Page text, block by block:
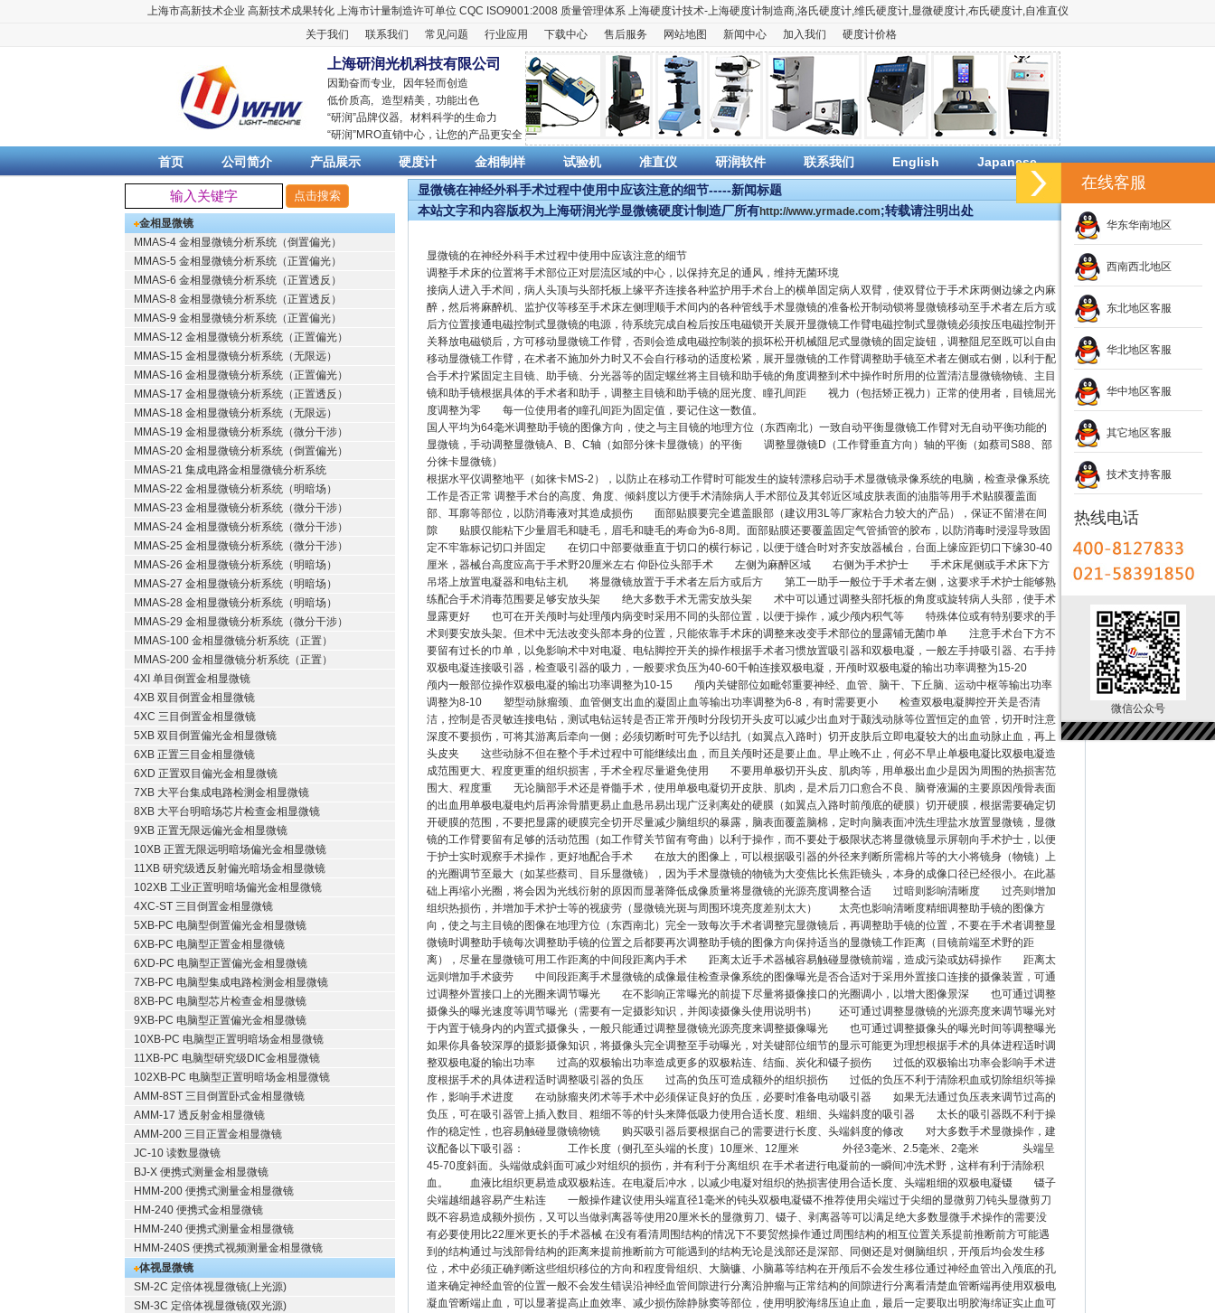
上海市高新技术企业 高新技术成果转化 上海市计量制造许可单位 CQC ISO9001:2008 质量管理体系 上海硬度计技术-上海硬度计制造商,洛氏硬度计,维氏硬度计,显微硬度计,布氏硬度计,自准直仪
关于我们
联系我们 常见问题 行业应用 下载中心 售后服务 网站地图 新闻中心 加入我们 硬度计价格
上海研润光机科技有限公司
因勤奋而专业, 因年轻而创造
低价质高, 造型精美 , 功能出色
“研润”品牌仪器, 材料科学的生命力
“研润”MRO直销中心，让您的产品更安全
首页 公司简介 产品展示 硬度计 金相制样 试验机 准直仪 研润软件 联系我们 English Japanese
金相显微镜
MMAS-4 金相显微镜分析系统（倒置偏光）
MMAS-5 金相显微镜分析系统（正置偏光）
MMAS-6 金相显微镜分析系统（正置透反）
MMAS-8 金相显微镜分析系统（正置透反）
MMAS-9 金相显微镜分析系统（正置偏光）
MMAS-12 金相显微镜分析系统（正置偏光）
MMAS-15 金相显微镜分析系统（无限远）
MMAS-16 金相显微镜分析系统（正置偏光）
MMAS-17 金相显微镜分析系统（正置透反）
MMAS-18 金相显微镜分析系统（无限远）
MMAS-19 金相显微镜分析系统（微分干涉）
MMAS-20 金相显微镜分析系统（倒置偏光）
MMAS-21 集成电路金相显微镜分析系统
MMAS-22 金相显微镜分析系统（明暗场）
MMAS-23 金相显微镜分析系统（微分干涉）
MMAS-24 金相显微镜分析系统（微分干涉）
MMAS-25 金相显微镜分析系统（微分干涉）
MMAS-26 金相显微镜分析系统（明暗场）
MMAS-27 金相显微镜分析系统（明暗场）
MMAS-28 金相显微镜分析系统（明暗场）
MMAS-29 金相显微镜分析系统（微分干涉）
MMAS-100 金相显微镜分析系统（正置）
MMAS-200 金相显微镜分析系统（正置）
4XI 单目倒置金相显微镜
4XB 双目倒置金相显微镜
4XC 三目倒置金相显微镜
5XB 双目倒置偏光金相显微镜
6XB 正置三目金相显微镜
6XD 正置双目偏光金相显微镜
7XB 大平台集成电路检测金相显微镜
8XB 大平台明暗场芯片检查金相显微镜
9XB 正置无限远偏光金相显微镜
10XB 正置无限远明暗场偏光金相显微镜
11XB 研究级透反射偏光暗场金相显微镜
102XB 工业正置明暗场偏光金相显微镜
4XC-ST 三目倒置金相显微镜
5XB-PC 电脑型倒置偏光金相显微镜
6XB-PC 电脑型正置金相显微镜
6XD-PC 电脑型正置偏光金相显微镜
7XB-PC 电脑型集成电路检测金相显微镜
8XB-PC 电脑型芯片检查金相显微镜
9XB-PC 电脑型正置偏光金相显微镜
10XB-PC 电脑型正置明暗场金相显微镜
11XB-PC 电脑型研究级DIC金相显微镜
102XB-PC 电脑型正置明暗场金相显微镜
AMM-8ST 三目倒置卧式金相显微镜
AMM-17 透反射金相显微镜
AMM-200 三目正置金相显微镜
JC-10 读数显微镜
BJ-X 便携式测量金相显微镜
HMM-200 便携式测量金相显微镜
HM-240 便携式金相显微镜
HMM-240 便携式测量金相显微镜
HMM-240S 便携式视频测量金相显微镜
体视显微镜
SM-2C 定倍体视显微镜(上光源)
SM-3C 定倍体视显微镜(双光源)
显微镜在神经外科手术过程中使用中应该注意的细节-----新闻标题
本站文字和内容版权为上海研润光学显微镜硬度计制造厂所有http://www.yrmade.com;转载请注明出处
显微镜的在神经外科手术过程中使用中应该注意的细节
调整手术床的位置将手术部位正对层流区域的中心，以保持充足的通风，维持无菌环境
接病人进入手术间，病人头顶与头部托板上缘平齐连接各种监护用手术台上的横单固定病人双臂，使双臂位于手术床两侧边缘之内麻
醉，然后将麻醉机、监护仪等移至手术床左侧理顺手术间内的各种管线手术显微镜的准备松开制动锁将显微镜移动至手术者左后方或
后方位置接通电磁控制式显微镜的电源，待系统完成自检后按压电磁锁开关展开显微镜工作臂电磁控制式显微镜必须按压电磁控制开
关释放电磁锁后，方可移动显微镜工作臂，否则会造成电磁控制装的损坏松开机械阻尼式显微镜的固定旋钮，调整阻尼至既可以自由
移动显微镜工作臂，在术者不施加外力时又不会自行移动的适度松紧，展开显微镜的工作臂调整助手镜至术者左侧或右侧，以利于配
合手术拧紧固定主目镜、助手镜、分光器等的固定螺丝将主目镜和助手镜的角度调整到术中操作时所用的位置清洁显微镜物镜、主目
镜和助手镜根据具体的手术者和助手，调整主目镜和助手镜的屈光度、瞳孔间距 视力（包括矫正视力）正常的使用者，目镜屈光
度调整为零 每一位使用者的瞳孔间距为固定值，要记住这一数值。
国人平均为64毫米调整助手镜的图像方向，使之与主目镜的地理方位（东西南北）一致自动平衡显微镜工作臂对无自动平衡功能的
显微镜，手动调整显微镜A、B、C轴（如部分徕卡显微镜）的平衡 调整显微镜D（工作臂垂直方向）轴的平衡（如蔡司S88、部
分徕卡显微镜）
根据水平仪调整地平（如徕卡MS-2），以防止在移动工作臂时可能发生的旋转漂移启动手术显微镜录像系统的电脑，检查录像系统
工作是否正常 调整手术台的高度、角度、倾斜度以方便手术清除病人手术部位及其邻近区域皮肤表面的油脂等用手术贴膜覆盖面
部、耳廓等部位，以防消毒液对其造成损伤 面部贴膜要完全遮盖眼部（建议用3L等厂家粘合力较大的产品），保证不留潜在间
隙 贴膜仅能粘下少量眉毛和睫毛，眉毛和睫毛的寿命为6-8周。面部贴膜还要覆盖固定气管插管的胶布，以防消毒时浸湿导致固
定不牢靠标记切口并固定 在切口中部要做垂直于切口的横行标记，以便于缝合时对齐安放器械台，台面上缘应距切口下缘30-40
厘米，器械台高度应高于手术野20厘米左右 仰卧位头部手术 左侧为麻醉区域 右侧为手术护士 手术床尾侧或手术床下方
吊塔上放置电凝器和电钻主机 将显微镜放置于手术者左后方或后方 第工一助手一般位于手术者左侧，这要求手术护士能够熟
练配合手术消毒范围要足够安放头架 绝大多数手术无需安放头架 术中可以通过调整头部托板的角度或旋转病人头部，使手术
显露更好 也可在开关颅时与处理颅内病变时采用不同的头部位置，以便于操作，减少颅内积气等 特殊体位或有特别要求的手
术则要安放头架。但术中无法改变头部本身的位置，只能依靠手术床的调整来改变手术部位的显露铺无菌巾单 注意手术台下方不
要留有过长的巾单，以免影响术中对电凝、电钻脚控开关的操作根据手术者习惯放置吸引器和双极电凝，一般左手持吸引器、右手持
双极电凝连接吸引器，检查吸引器的吸力，一般要求负压为40-60千帕连接双极电凝，开颅时双极电凝的输出功率调整为15-20
颅内一般部位操作双极电凝的输出功率调整为10-15 颅内关键部位如毗邻重要神经、血管、脑干、下丘脑、运动中枢等输出功率
调整为8-10 塑型动脉瘤颈、血管侧支出血的凝固止血等输出功率调整为6-8，有时需要更小 检查双极电凝脚控开关是否清
洁，控制是否灵敏连接电钻，测试电钻运转是否正常开颅时分段切开头皮可以减少出血对于颞浅动脉等位置恒定的血管，切开时注意
深度不要损伤，可将其游离后牵向一侧；必须切断时可先予以结扎（如翼点入路时）切开皮肤后立即电凝较大的出血动脉止血，再上
头皮夹 这些动脉不但在整个手术过程中可能继续出血，而且关颅时还是要止血。早止晚不止，何必不早止单极电凝比双极电凝造
成范围更大、程度更重的组织损害，手术全程尽量避免使用 不要用单极切开头皮、肌肉等，用单极出血少是因为周围的热损害范
围大、程度重 无论脑部手术还是脊髓手术，使用单极电凝切开皮肤、肌肉，是术后刀口愈合不良、脑脊液漏的主要原因颅骨表面
的出血用单极电凝电灼后再涂骨腊更易止血悬吊易出现广泛剥离处的硬膜（如翼点入路时前颅底的硬膜）切开硬膜，根据需要确定切
开硬膜的范围，不要把显露的硬膜完全切开尽量减少脑组织的暴露，脑表面覆盖脑棉，定时向脑表面冲洗生理盐水放置显微镜，显微
镜的工作臂要留有足够的活动范围（如工作臂关节留有弯曲）以利于操作，而不要处于极限状态将显微镜显示屏朝向手术护士，以便
于护士实时观察手术操作，更好地配合手术 在放大的图像上，可以根据吸引器的外径来判断所需棉片等的大小将镜身（物镜）上
的光圈调节至最大（如某些蔡司、目乐显微镜），因为手术显微镜的物镜为大变焦比长焦距镜头，本身的成像口径已经很小。在此基
础上再缩小光圈，将会因为光线衍射的原因而显著降低成像质量将显微镜的光源亮度调整合适 过暗则影响清晰度 过亮则增加
组织热损伤，并增加手术护士等的视疲劳（显微镜光斑与周围环境亮度差别太大） 太亮也影响清晰度精细调整助手镜的图像方
向，使之与主目镜的图像在地理方位（东西南北）完全一致每次手术者调整完显微镜后，再调整助手镜的位置，不要在手术者调整显
微镜时调整助手镜每次调整助手镜的位置之后都要再次调整助手镜的图像方向保持适当的显微镜工作距离（目镜前端至术野的距
离），尽量在显微镜可用工作距离的中间段距离内手术 距离太近手术器械容易触碰显微镜前端，造成污染或妨碍操作 距离太
远则增加手术疲劳 中间段距离手术显微镜的成像最佳检查录像系统的图像曝光是否合适对于采用外置接口连接的摄像装置，可通
过调整外置接口上的光圈来调节曝光 在不影响正常曝光的前提下尽量将摄像接口的光圈调小，以增大图像景深 也可通过调整
摄像头的曝光速度等调节曝光（需要有一定摄影知识，并阅读摄像头使用说明书） 还可通过调整显微镜的光源亮度来调节曝光对
于内置于镜身内的内置式摄像头，一般只能通过调整显微镜光源亮度来调整摄像曝光 也可通过调整摄像头的曝光时间等调整曝光
如果你具备较深厚的摄影摄像知识，将摄像头完全调整至手动曝光，对关键部位细节的显示可能更为理想根据手术的具体进程适时调
整双极电凝的输出功率 过高的双极输出功率造成更多的双极粘连、结痂、炭化和镊子损伤 过低的双极输出功率会影响手术进
度根据手术的具体进程适时调整吸引器的负压 过高的负压可造成额外的组织损伤 过低的负压不利于清除积血或切除组织等操
作，影响手术进度 在动脉瘤夹闭术等手术中必须保证良好的负压，必要时准备电动吸引器 如果无法通过负压表来调节过高的
负压，可在吸引器管上插入数目、粗细不等的针头来降低吸力使用合适长度、粗细、头端斜度的吸引器 太长的吸引器既不利于操
作的稳定性，也容易触碰显微镜物镜 购买吸引器后要根据自己的需要进行长度、头端斜度的修改 对大多数手术显微操作，建
议配备以下吸引器： 工作长度（侧孔至头端的长度）10厘米、12厘米 外径3毫米、2.5毫米、2毫米 头端呈
45-70度斜面。头端做成斜面可减少对组织的损伤，并有利于分离组织 在手术者进行电凝前的一瞬间冲洗术野，这样有利于清除积
血。 血液比组织更易造成双极粘连。在电凝后冲水，以减少电凝对组织的热损害使用合适长度、头端粗细的双极电凝镊 镊子
尖端越细越容易产生粘连 一般操作建议使用头端直径1毫米的钝头双极电凝镊不推荐使用尖端过于尖细的显微剪刀钝头显微剪刀
既不容易造成额外损伤，又可以当做剥离器等使用20厘米长的显微剪刀、镊子、剥离器等可以满足绝大多数显微手术操作的需要没
有必要使用比22厘米更长的手术器械 在没有看清周围结构的情况下不要贸然操作通过周围结构的相互位置关系提前推断前方可能遇
到的结构通过与浅部骨结构的距离来提前推断前方可能遇到的结构无论是浅部还是深部、同侧还是对侧脑组织，开颅后均会发生移
位，术中必须正确判断这些组织移位的方向和程度骨组织、大脑镰、小脑幕等结构在开颅后不会发生移位通过神经血管出入颅底的孔
道来确定神经血管的位置一般不会发生错误沿神经血管间隙进行分离沿肿瘤与正常结构的间隙进行分离看清楚血管断端再使用双极电
凝血管断端止血，可以显著提高止血效率、减少损伤除静脉窦等部位，使用明胶海绵压迫止血，最后一定要取出明胶海绵证实止血可
在线客服
华东华南地区
西南西北地区
东北地区客服
华北地区客服
华中地区客服
其它地区客服
技术支持客服
热线电话
微信公众号